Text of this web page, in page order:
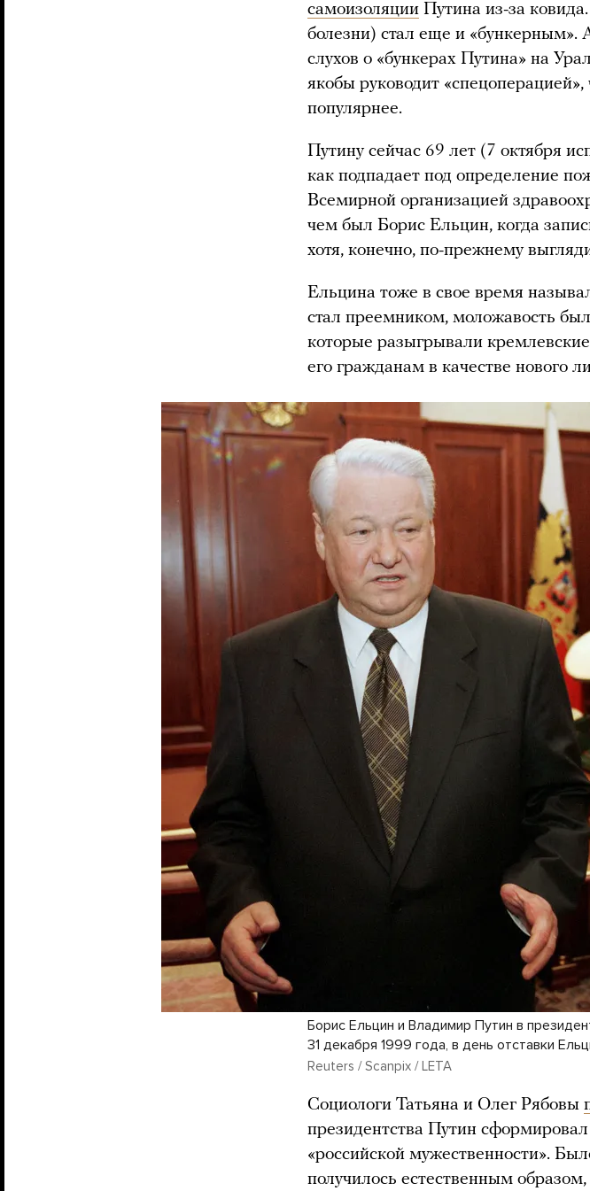
самоизоляции Путина из-за
болезни) стал еще и «бункерным».
слухов о «бункерах Путина» на
якобы руководит
популярнее.
Путину сейчас 69 лет (7 октября
как подпадает под определение
Всемирной организацией
чем был Борис Ельцин, когда
хотя, конечно, по-прежнему
Ельцина тоже в свое время
стал преемником, моложавость
которые разыгрывали
его гражданам в качестве нового
Борис Ельцин и Владимир Путин в
31 декабря 1999 года, в день отставки
Reuters / Scanpix / LETA
Социологи Татьяна и Олег Рябовы
президентства Путин
«российской мужественности».
получилось естественным